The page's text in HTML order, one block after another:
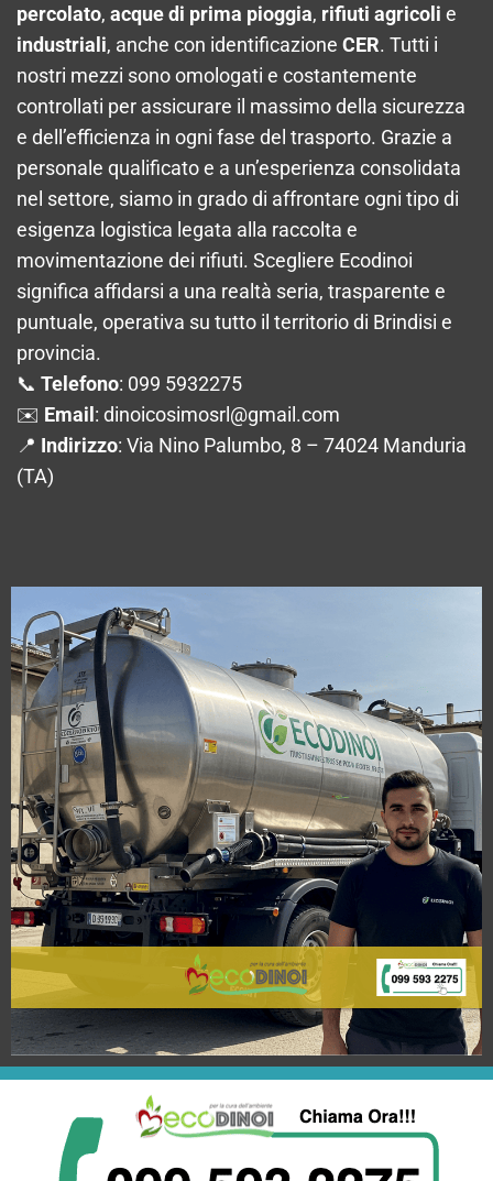
percolato, acque di prima pioggia, rifiuti agricoli e
industriali, anche con identificazione CER. Tutti i
nostri mezzi sono omologati e costantemente
controllati per assicurare il massimo della sicurezza
e dell’efficienza in ogni fase del trasporto. Grazie a
personale qualificato e a un’esperienza consolidata
nel settore, siamo in grado di affrontare ogni tipo di
esigenza logistica legata alla raccolta e
movimentazione dei rifiuti. Scegliere Ecodinoi
significa affidarsi a una realtà seria, trasparente e
puntuale, operativa su tutto il territorio di Brindisi e
provincia.
📞 Telefono: 099 5932275
✉️ Email : dinoicosimosrl@gmail.com
📍 Indirizzo: Via Nino Palumbo, 8 – 74024 Manduria
(TA)